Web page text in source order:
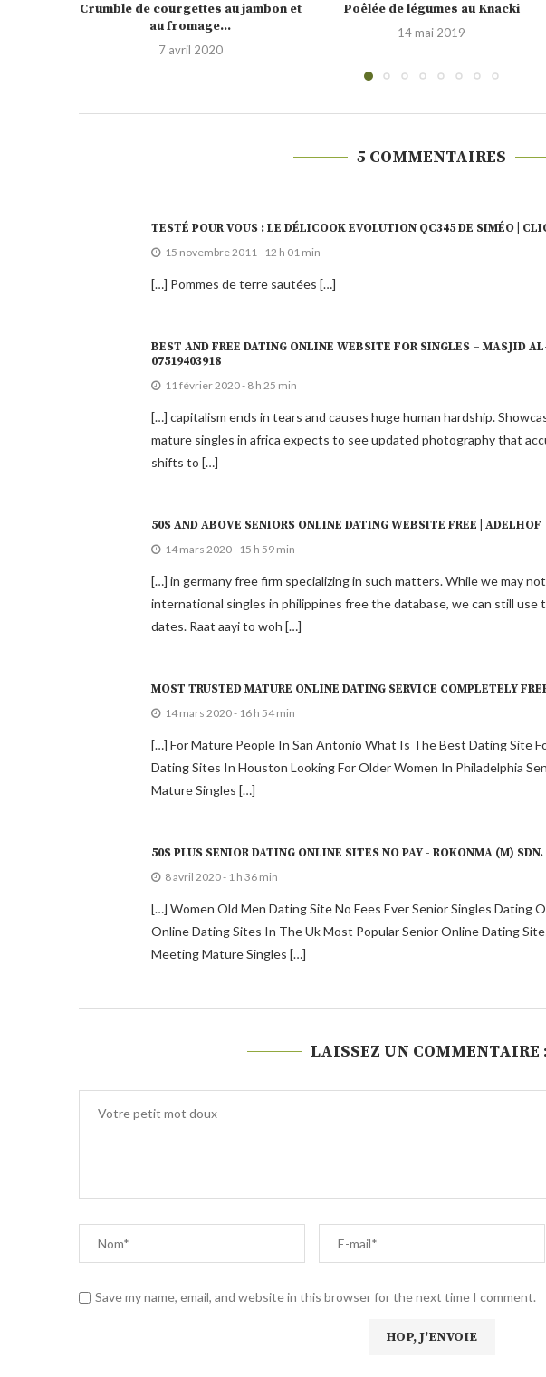
Poêlée de légumes au Knacki
14 mai 2019
Champignons farcis (recette vidéo)
29 mars 2019
5 COMMENTAIRES
TESTÉ POUR VOUS : LE DÉLICOOK EVOLUTION QC345 DE SIMÉO |
15 novembre 2011 - 12 h 01 min
[…] Pommes de terre sautées […]
BEST AND FREE DATING ONLINE WEBSITE FOR SINGLES – MASJID
07519403918
11 février 2020 - 8 h 25 min
[…] capitalism ends in tears and causes huge human hardship.
mature singles in africa expects to see updated photography that
shifts to […]
50S AND ABOVE SENIORS ONLINE DATING WEBSITE FREE | ADELHOF
14 mars 2020 - 15 h 59 min
[…] in germany free firm specializing in such matters. While we may
international singles in philippines free the database, we can still
dates. Raat aayi to woh […]
MOST TRUSTED MATURE ONLINE DATING SERVICE COMPLETELY
14 mars 2020 - 16 h 54 min
[…] For Mature People In San Antonio What Is The Best Dating Site
Dating Sites In Houston Looking For Older Women In Philadelphia
Mature Singles […]
50S PLUS SENIOR DATING ONLINE SITES NO PAY - ROKONMA (M)
8 avril 2020 - 1 h 36 min
[…] Women Old Men Dating Site No Fees Ever Senior Singles Dating
Online Dating Sites In The Uk Most Popular Senior Online Dating
Meeting Mature Singles […]
LAISSEZ UN COMMENTAIRE
Save my name, email, and website in this browser for the next time I comment.